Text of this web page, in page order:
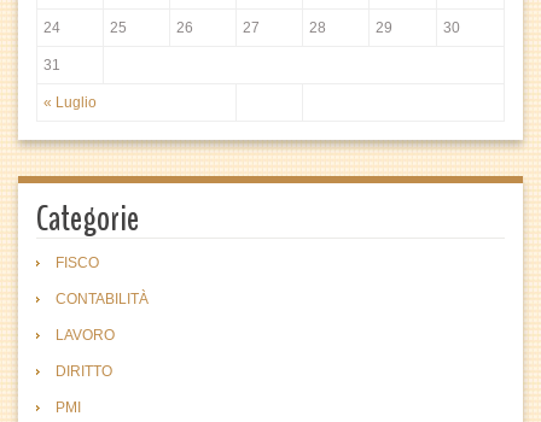
« Luglio
24 25 26 27 28 29 30
31
Categorie
FISCO
CONTABILITÀ
LAVORO
DIRITTO
PMI